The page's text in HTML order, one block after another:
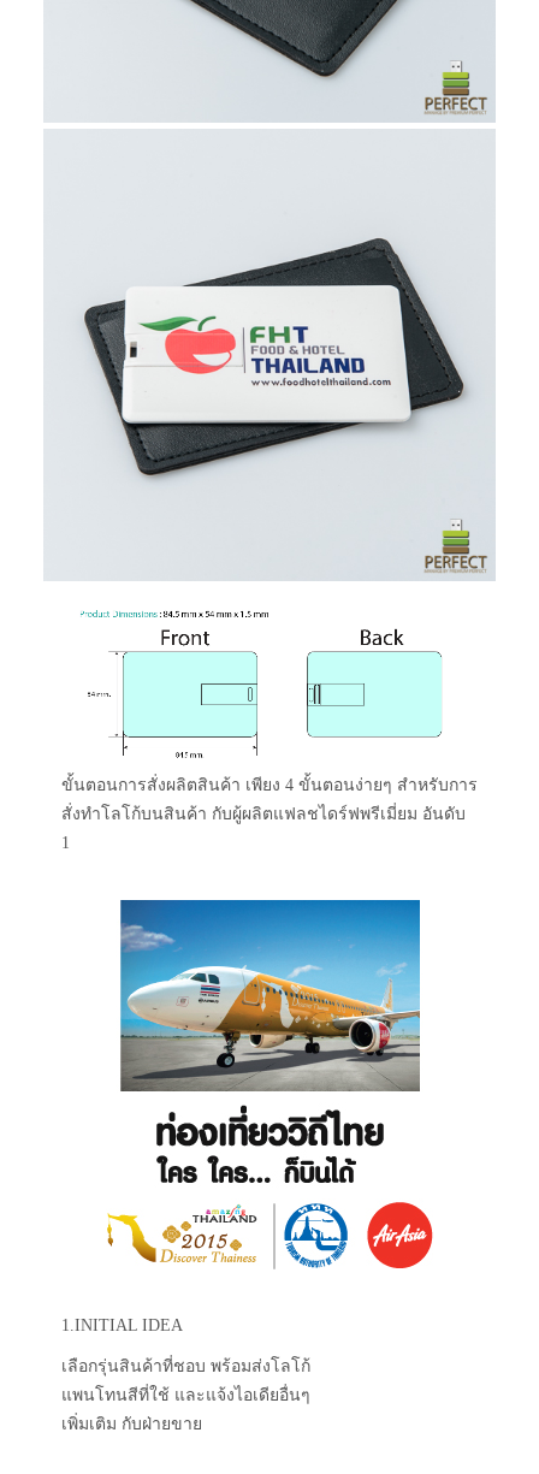
ขั้นตอนการสั่งผลิตสินค้า เพียง 4 ขั้นตอนง่ายๆ สำหรับการ
สั่งทำโลโก้บนสินค้า กับผู้ผลิตแฟลชไดร์ฟพรีเมี่ยม อันดับ
1
1.INITIAL IDEA
เลือกรุ่นสินค้าที่ชอบ พร้อมส่งโลโก้
แพนโทนสีที่ใช้ และแจ้งไอเดียอื่นๆ
เพิ่มเติม กับฝ่ายขาย